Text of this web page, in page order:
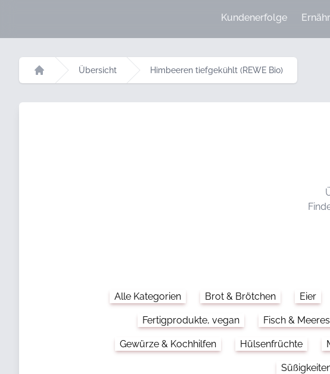
Kundenerfolge
Startseite
Übersicht Himbeeren tiefgekühlt (REWE Bio)
Alle Kategorien Brot & Brötchen Eier
Fertigprodukte, vegan Fisch &
Gewürze & Kochhilfen Hülsenfrüchte